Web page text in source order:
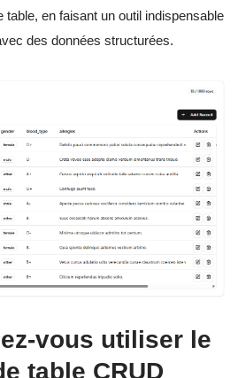
table, en faisant un outil indispensable
des données structurées.
vous utiliser le
table CRUD